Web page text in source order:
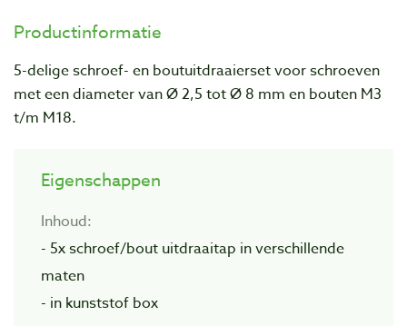
Productinformatie
5-delige schroef- en boutuitdraaierset voor schroeven
met een diameter van Ø 2,5 tot Ø 8 mm en bouten M3
t/m M18.
Eigenschappen
Inhoud:
- 5x schroef/bout uitdraaitap in verschillende
maten
- in kunststof box